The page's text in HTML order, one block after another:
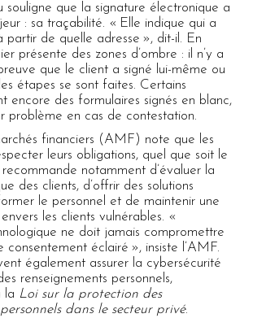
souligne que la signature électronique a
: sa traçabilité. « Elle indique qui a
partir de quelle adresse », dit-il. En
présente des zones d’ombre : il n’y a
que le client a signé lui-même ou
étapes se sont faites. Certains
encore des formulaires signés en blanc,
problème en cas de contestation.
financiers (AMF) note que les
leurs obligations, quel que soit le
notamment d’évaluer la
des clients, d’offrir des solutions
le personnel et de maintenir une
les clients vulnérables. «
ne doit jamais compromettre
consentement éclairé », insiste l’AMF.
également assurer la cybersécurité
renseignements personnels,
la Loi sur la protection des
dans le secteur privé.